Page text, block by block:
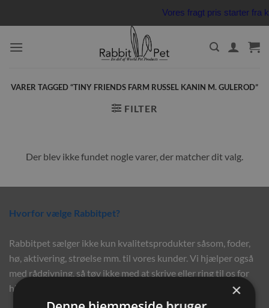
Vores fragt pris starter
VARER TAGGED “TINY FRIENDS FARM RUSSEL KANIN M. GULEROD”
FILTER
Der blev ikke fundet nogle varer, der matcher dit valg.
Hvorfor vælge Rabbitpet?
Rabbitpet sælger ikke kun kvalitetsprodukter såsom, foder,
hø, aktivering, strøelse mm. til vores kunder. Vi hjælper også
med rådgivning, så tøv ikke med at skrive eller ring til os for
hjælp..
×